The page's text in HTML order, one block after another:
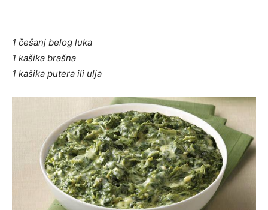
1 češanj belog luka
1 kašika brašna
1 kašika putera ili ulja